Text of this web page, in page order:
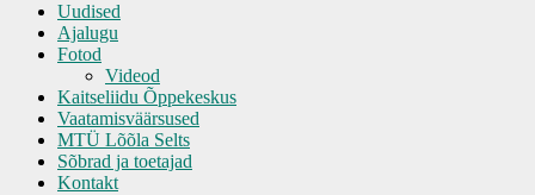
Uudised
Ajalugu
Fotod
Videod
Kaitseliidu Õppekeskus
Vaatamisväärsused
MTÜ Lõõla Selts
Sõbrad ja toetajad
Kontakt